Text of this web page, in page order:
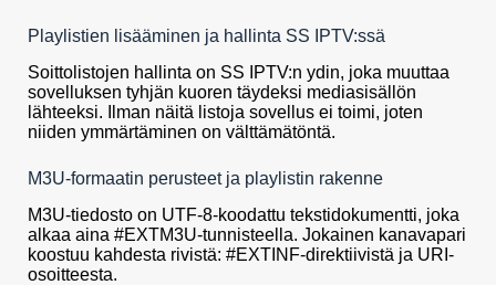
Playlistien lisääminen ja hallinta SS IPTV:ssä
Soittolistojen hallinta on SS IPTV:n ydin, joka muuttaa
sovelluksen tyhjän kuoren täydeksi mediasisällön
lähteeksi. Ilman näitä listoja sovellus ei toimi, joten
niiden ymmärtäminen on välttämätöntä.
M3U-formaatin perusteet ja playlistin rakenne
M3U-tiedosto on UTF-8-koodattu tekstidokumentti, joka
alkaa aina #EXTM3U-tunnisteella. Jokainen kanavapari
koostuu kahdesta rivistä: #EXTINF-direktiivistä ja URI-
osoitteesta.